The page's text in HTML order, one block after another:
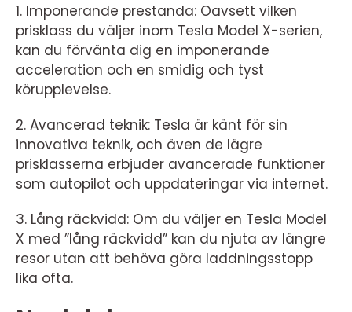
1. Imponerande prestanda: Oavsett vilken
prisklass du väljer inom Tesla Model X-serien,
kan du förvänta dig en imponerande
acceleration och en smidig och tyst
körupplevelse.
2. Avancerad teknik: Tesla är känt för sin
innovativa teknik, och även de lägre
prisklasserna erbjuder avancerade funktioner
som autopilot och uppdateringar via internet.
3. Lång räckvidd: Om du väljer en Tesla Model
X med ”lång räckvidd” kan du njuta av längre
resor utan att behöva göra laddningsstopp
lika ofta.